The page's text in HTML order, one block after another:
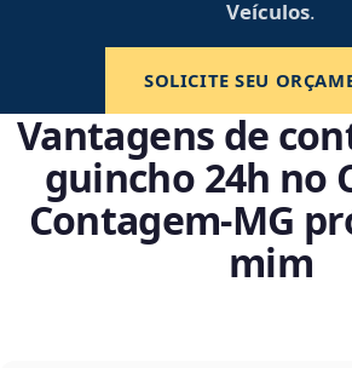
Veículos.
SOLICITE SEU
Vantagens de
guincho 24h no
Contagem‑MG
mim